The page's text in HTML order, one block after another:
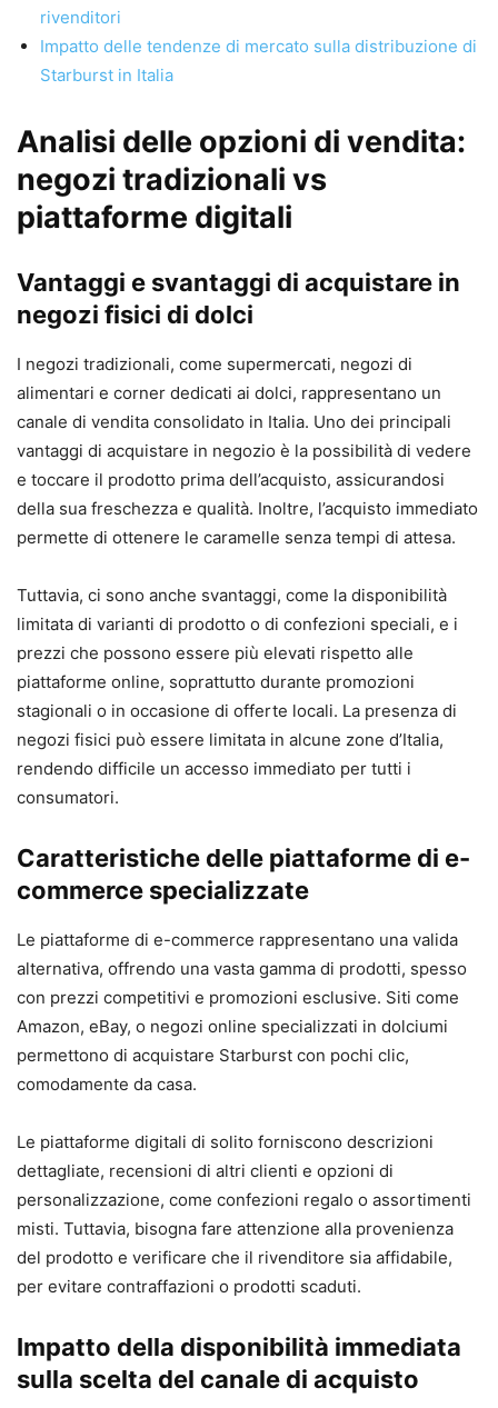
rivenditori
Impatto delle tendenze di mercato sulla distribuzione di
Starburst in Italia
Analisi delle opzioni di vendita:
negozi tradizionali vs
piattaforme digitali
Vantaggi e svantaggi di acquistare in
negozi fisici di dolci
I negozi tradizionali, come supermercati, negozi di
alimentari e corner dedicati ai dolci, rappresentano un
canale di vendita consolidato in Italia. Uno dei principali
vantaggi di acquistare in negozio è la possibilità di vedere
e toccare il prodotto prima dell’acquisto, assicurandosi
della sua freschezza e qualità. Inoltre, l’acquisto immediato
permette di ottenere le caramelle senza tempi di attesa.
Tuttavia, ci sono anche svantaggi, come la disponibilità
limitata di varianti di prodotto o di confezioni speciali, e i
prezzi che possono essere più elevati rispetto alle
piattaforme online, soprattutto durante promozioni
stagionali o in occasione di offerte locali. La presenza di
negozi fisici può essere limitata in alcune zone d’Italia,
rendendo difficile un accesso immediato per tutti i
consumatori.
Caratteristiche delle piattaforme di e-
commerce specializzate
Le piattaforme di e-commerce rappresentano una valida
alternativa, offrendo una vasta gamma di prodotti, spesso
con prezzi competitivi e promozioni esclusive. Siti come
Amazon, eBay, o negozi online specializzati in dolciumi
permettono di acquistare Starburst con pochi clic,
comodamente da casa.
Le piattaforme digitali di solito forniscono descrizioni
dettagliate, recensioni di altri clienti e opzioni di
personalizzazione, come confezioni regalo o assortimenti
misti. Tuttavia, bisogna fare attenzione alla provenienza
del prodotto e verificare che il rivenditore sia affidabile,
per evitare contraffazioni o prodotti scaduti.
Impatto della disponibilità immediata
sulla scelta del canale di acquisto